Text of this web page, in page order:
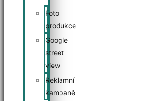
Foto
produkce
Google
street
view
Reklamní
kampaně